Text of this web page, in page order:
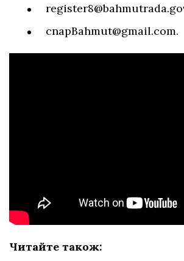
cnapBahmut@gmail.com.
Читайте також: